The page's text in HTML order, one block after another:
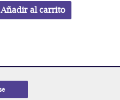
Añadir al carrito